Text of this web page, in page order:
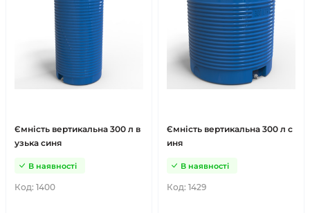
Ємність вертикальна 300 л в
узька синя
Код: 1400
В наявності
Ємність вертикальна 300 л с
иня
Код: 1429
В наявності